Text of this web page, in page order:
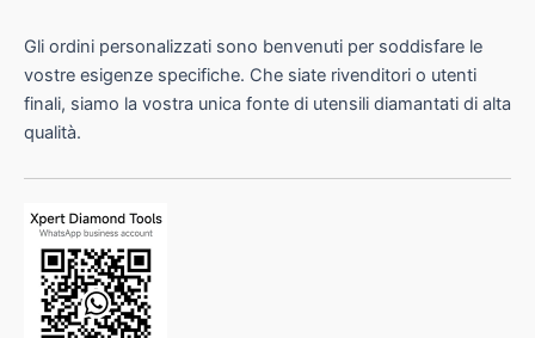
Gli ordini personalizzati sono benvenuti per soddisfare le
vostre esigenze specifiche. Che siate rivenditori o utenti
finali, siamo la vostra unica fonte di utensili diamantati di alta
qualità.